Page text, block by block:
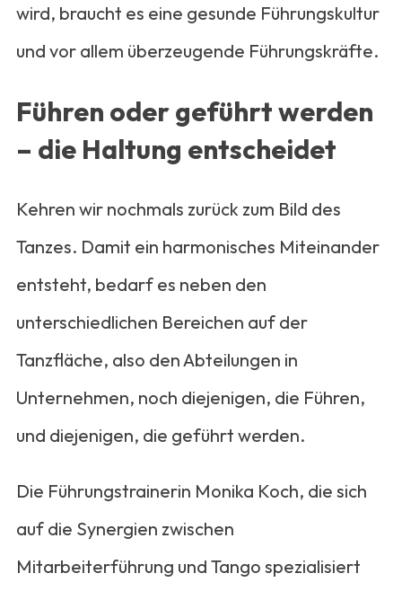
wird, braucht es eine gesunde Führungskultur
und vor allem überzeugende Führungskräfte.
Führen oder geführt werden
– die Haltung entscheidet
Kehren wir nochmals zurück zum Bild des
Tanzes. Damit ein harmonisches Miteinander
entsteht, bedarf es neben den
unterschiedlichen Bereichen auf der
Tanzfläche, also den Abteilungen in
Unternehmen, noch diejenigen, die Führen,
und diejenigen, die geführt werden.
Die Führungstrainerin Monika Koch, die sich
auf die Synergien zwischen
Mitarbeiterführung und Tango spezialisiert